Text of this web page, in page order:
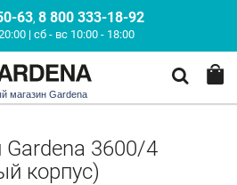
63, 8 800 333-18-92
| сб - вс 10:00 - 18:00
магазин Gardena
3600/4
корпус)